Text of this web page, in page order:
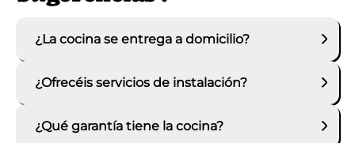
¿La cocina se entrega a domicilio?
¿Ofrecéis servicios de instalación?
¿Qué garantía tiene la cocina?